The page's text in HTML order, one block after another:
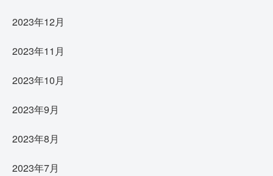
2023年12月
2023年11月
2023年10月
2023年9月
2023年8月
2023年7月